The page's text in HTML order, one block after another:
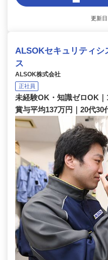
更新
ALSOKセキュリティシ
ス
ALSOK株式会社
正社員
未経験OK・知識ゼロOK｜
賞与平均137万円｜20代30